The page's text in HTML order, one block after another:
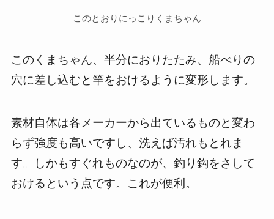
このとおりにっこりくまちゃん
このくまちゃん、半分におりたたみ、船べりの
穴に差し込むと竿をおけるように変形します。
素材自体は各メーカーから出ているものと変わ
らず強度も高いですし、洗えば汚れもとれま
す。しかもすぐれものなのが、釣り鈎をさして
おけるという点です。これが便利。